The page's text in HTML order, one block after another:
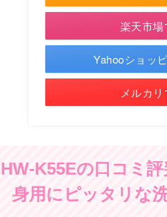
楽天市場
Yahooショッ
メルカ
HW-K55Eの口コミ
身用にピッタリな